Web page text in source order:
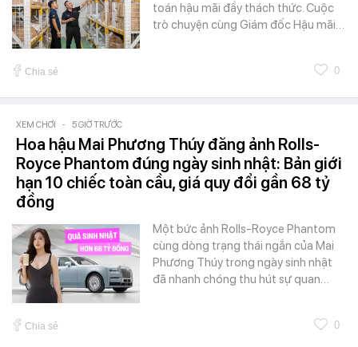
toán hậu mãi đầy thách thức. Cuộc
trò chuyện cùng Giám đốc Hậu mãi…
Chia sẻ 0
XEM CHƠI - 5 GIỜ TRƯỚC
Hoa hậu Mai Phương Thúy đăng ảnh Rolls-
Royce Phantom đúng ngày sinh nhật: Bản giới
hạn 10 chiếc toàn cầu, giá quy đổi gần 68 tỷ
đồng
Một bức ảnh Rolls-Royce Phantom
cùng dòng trạng thái ngắn của Mai
Phương Thúy trong ngày sinh nhật
đã nhanh chóng thu hút sự quan…
Chia sẻ 0